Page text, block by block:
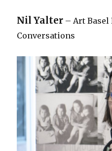
Nil Yalter – Art Basel
Conversations